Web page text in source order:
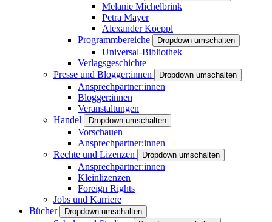
Melanie Michelbrink
Petra Mayer
Alexander Koeppl
Programmbereiche
Dropdown umschalten
Universal-Bibliothek
Verlagsgeschichte
Presse und Blogger:innen
Dropdown umschalten
Ansprechpartner:innen
Blogger:innen
Veranstaltungen
Handel
Dropdown umschalten
Vorschauen
Ansprechpartner:innen
Rechte und Lizenzen
Dropdown umschalten
Ansprechpartner:innen
Kleinlizenzen
Foreign Rights
Jobs und Karriere
Bücher
Dropdown umschalten